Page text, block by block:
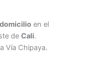
domicilioen el
de Cali.
Vía Chipaya.